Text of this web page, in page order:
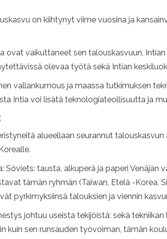
on kiihtynyt viime vuosina ja
ovat vaikuttaneet sen talouskasvuun,
olevaa työtä sekä Intian
vallankumous ja maassa tutkimuksen
Intia voi lisätä teknologiateollisuutta ja
alueellaan seurannut
Sóviets: tausta, alkuperä ja paperi Venäjän
tämän ryhmän (Taiwan, Etelä -Korea,
pyrkimyksiinsä talouksien ja viennin
johtuu useista tekijöistä: sekä
kuin sen runsauden työvoiman, tämän